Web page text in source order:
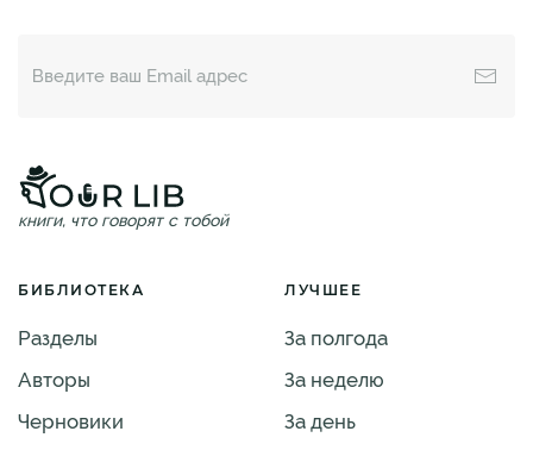
книги, что говорят с тобой
БИБЛИОТЕКА
Разделы
Авторы
Черновики
ЛУЧШЕЕ
За полгода
За неделю
За день